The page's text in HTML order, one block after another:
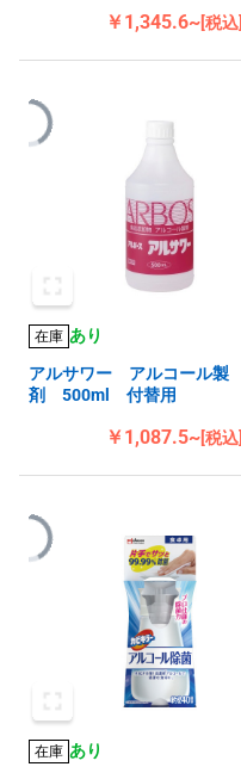
￥1,345.6~[税込]
在庫 あり
アルサワー アルコール製
剤 500ml 付替用
￥1,087.5~[税込]
在庫 あり